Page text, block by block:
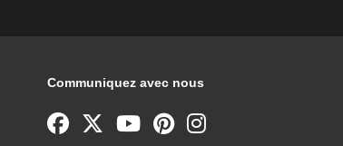
Communiquez avec nous